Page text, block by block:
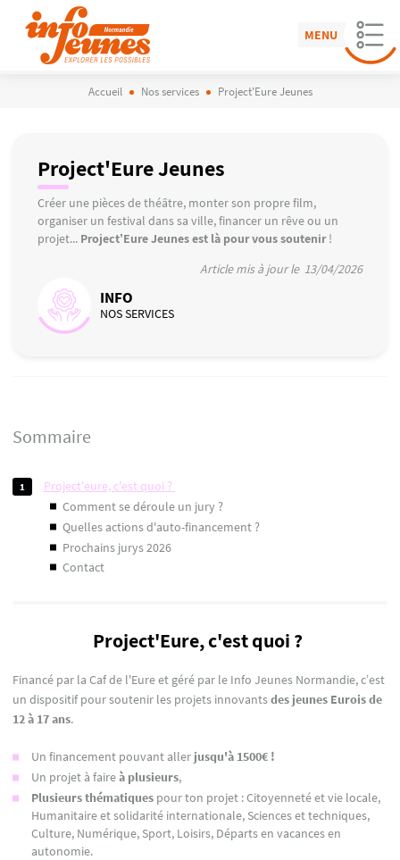
MENU
Accueil Nos services Project'Eure Jeunes
Project'Eure Jeunes
Créer une pièces de théâtre, monter son propre film,
organiser un festival dans sa ville, financer un rêve ou un
projet... Project’Eure Jeunes est là pour vous soutenir!
Article mis à jour le 13/04/2026
INFO
NOS SERVICES
Sommaire
project'eure, c'est quoi ?
comment se déroule un jury ?
quelles actions d'auto-financement ?
prochains jurys 2026
contact
Project'Eure, c'est quoi ?
Financé par la Caf de l'Eure et géré par le Info Jeunes Normandie, c’est
un dispositif pour soutenir les projets innovantsdes jeunes Eurois de
12 à 17 ans.
Un financement pouvant aller jusqu'à 1500€ !
Un projet à faireà plusieurs,
Plusieursthématiques pour ton projet : Citoyenneté et vie locale,
Humanitaire et solidarité internationale, Sciences et techniques,
Culture, Numérique, Sport, Loisirs, Départs en vacances en
autonomie.